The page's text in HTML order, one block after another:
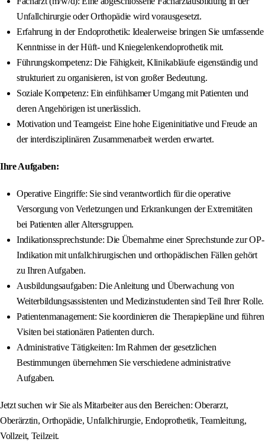
Unfallchirurgie oder Orthopädie wird vorausgesetzt.
Erfahrung in der Endoprothetik: Idealerweise bringen Sie umfassende
Kenntnisse in der Hüft- und Kniegelenkendoprothetik mit.
Führungskompetenz: Die Fähigkeit, Klinikabläufe eigenständig und
strukturiert zu organisieren, ist von großer Bedeutung.
Soziale Kompetenz: Ein einfühlsamer Umgang mit Patienten und
deren Angehörigen ist unerlässlich.
Motivation und Teamgeist: Eine hohe Eigeninitiative und Freude an
der interdisziplinären Zusammenarbeit werden erwartet.
Ihre Aufgaben:
Operative Eingriffe: Sie sind verantwortlich für die operative
Versorgung von Verletzungen und Erkrankungen der Extremitäten
bei Patienten aller Altersgruppen.
Indikationssprechstunde: Die Übernahme einer Sprechstunde zur OP-
Indikation mit unfallchirurgischen und orthopädischen Fällen gehört
zu Ihren Aufgaben.
Ausbildungsaufgaben: Die Anleitung und Überwachung von
Weiterbildungsassistenten und Medizinstudenten sind Teil Ihrer Rolle.
Patientenmanagement: Sie koordinieren die Therapiepläne und führen
Visiten bei stationären Patienten durch.
Administrative Tätigkeiten: Im Rahmen der gesetzlichen
Bestimmungen übernehmen Sie verschiedene administrative
Aufgaben.
Jetzt suchen wir Sie als Mitarbeiter aus den Bereichen: Oberarzt,
Oberärztin, Orthopädie, Unfallchirurgie, Endoprothetik, Teamleitung,
Vollzeit, Teilzeit.